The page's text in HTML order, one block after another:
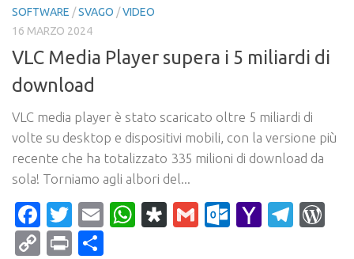
SOFTWARE /SVAGO /VIDEO
16 MARZO 2024
VLC Media Player supera i 5 miliardi di
download
VLC media player è stato scaricato oltre 5 miliardi di
volte su desktop e dispositivi mobili, con la versione più
recente che ha totalizzato 335 milioni di download da
sola! Torniamo agli albori del...
Facebook
Twitter
EmailWhatsApp
Diaspora
Gmail Yahoo
CopyPrint